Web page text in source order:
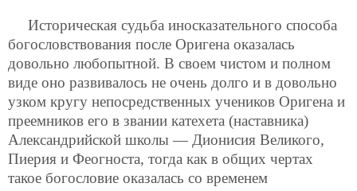
Историческая судьба иносказательного способа
богословствования после Оригена оказалась
довольно любопытной. В своем чистом и полном
виде оно развивалось не очень долго и в довольно
узком кругу непосредственных учеников Оригена и
преемников его в звании катехета (наставника)
Александрийской школы — Дионисия Великого,
Пиерия и Феогноста, тогда как в общих чертах
такое богословие оказалась со временем